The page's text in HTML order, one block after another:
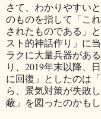
さて、わかりやすい
のものを指して「こ
されたものである」
スト的神話作り」に
ラクに大量兵器があ
り、2019年末以降、
に回復」としたのは
ら、景気対策が失敗
蔽」を図ったのかもし